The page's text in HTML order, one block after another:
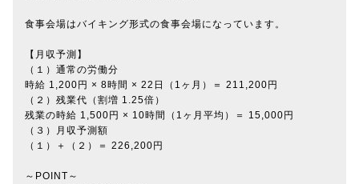
食事会場はバイキング形式の食事会場になっています。
【月収予測】
（１）通常の労働分
時給 1,200円 × 8時間 × 22日（1ヶ月）＝ 211,200円
（２）残業代（割増 1.25倍）
残業の時給 1,500円 × 10時間（1ヶ月平均）＝ 15,000円
（３）月収予測額
（１）＋（２）＝ 226,200円
～POINT～